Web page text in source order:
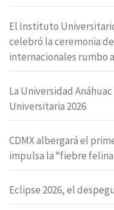
El Instituto
celebró la ceremonia
internacionales rumbo
La Universidad
Universitaria 2026
CDMX albergará el
impulsa la “fiebre
Eclipse 2026, el